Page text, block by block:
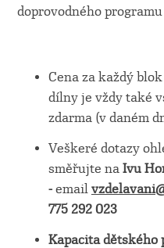
doprovodného
Cena za každý
dílny je vždy také
zdarma (v daném
Veškeré dotazy
směřujte na Ivu
- email
775 292 023
Kapacita dětského